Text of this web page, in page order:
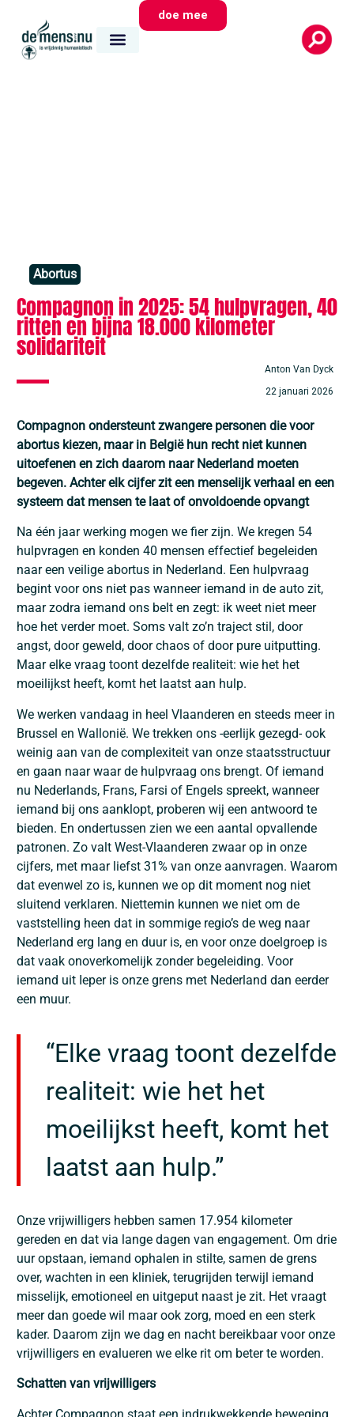
doe mee
Abortus
Compagnon in 2025: 54 hulpvragen, 40
ritten en bijna 18.000 kilometer
solidariteit
Anton Van Dyck
22 januari 2026
Compagnon ondersteunt zwangere personen die voor
abortus kiezen, maar in België hun recht niet kunnen
uitoefenen en zich daarom naar Nederland moeten
begeven. Achter elk cijfer zit een menselijk verhaal en een
systeem dat mensen te laat of onvoldoende opvangt
Na één jaar werking mogen we fier zijn. We kregen 54
hulpvragen en konden 40 mensen effectief begeleiden
naar een veilige abortus in Nederland. Een hulpvraag
begint voor ons niet pas wanneer iemand in de auto zit,
maar zodra iemand ons belt en zegt: ik weet niet meer
hoe het verder moet. Soms valt zo’n traject stil, door
angst, door geweld, door chaos of door pure uitputting.
Maar elke vraag toont dezelfde realiteit: wie het het
moeilijkst heeft, komt het laatst aan hulp.
We werken vandaag in heel Vlaanderen en steeds meer in
Brussel en Wallonië. We trekken ons -eerlijk gezegd- ook
weinig aan van de complexiteit van onze staatsstructuur
en gaan naar waar de hulpvraag ons brengt. Of iemand
nu Nederlands, Frans, Farsi of Engels spreekt, wanneer
iemand bij ons aanklopt, proberen wij een antwoord te
bieden. En ondertussen zien we een aantal opvallende
patronen. Zo valt West-Vlaanderen zwaar op in onze
cijfers, met maar liefst 31% van onze aanvragen. Waarom
dat evenwel zo is, kunnen we op dit moment nog niet
sluitend verklaren. Niettemin kunnen we niet om de
vaststelling heen dat in sommige regio’s de weg naar
Nederland erg lang en duur is, en voor onze doelgroep is
dat vaak onoverkomelijk zonder begeleiding. Voor
iemand uit Ieper is onze grens met Nederland dan eerder
een muur.
“Elke vraag toont dezelfde
realiteit: wie het het
moeilijkst heeft, komt het
laatst aan hulp.”
Onze vrijwilligers hebben samen 17.954 kilometer
gereden en dat via lange dagen van engagement. Om drie
uur opstaan, iemand ophalen in stilte, samen de grens
over, wachten in een kliniek, terugrijden terwijl iemand
misselijk, emotioneel en uitgeput naast je zit. Het vraagt
meer dan goede wil maar ook zorg, moed en een sterk
kader. Daarom zijn we dag en nacht bereikbaar voor onze
vrijwilligers en evalueren we elke rit om beter te worden.
Schatten van vrijwilligers
Achter Compagnon staat een indrukwekkende beweging.